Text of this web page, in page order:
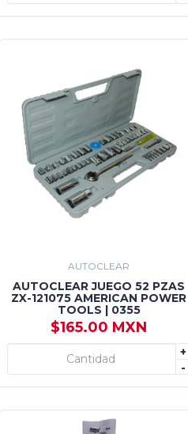
AUTOCLEAR
AUTOCLEAR JUEGO 52 PZAS
ZX-121075 AMERICAN POWER
TOOLS | 0355
$165.00 MXN
+
-
+ AGREGAR